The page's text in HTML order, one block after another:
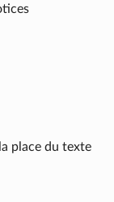
place du texte